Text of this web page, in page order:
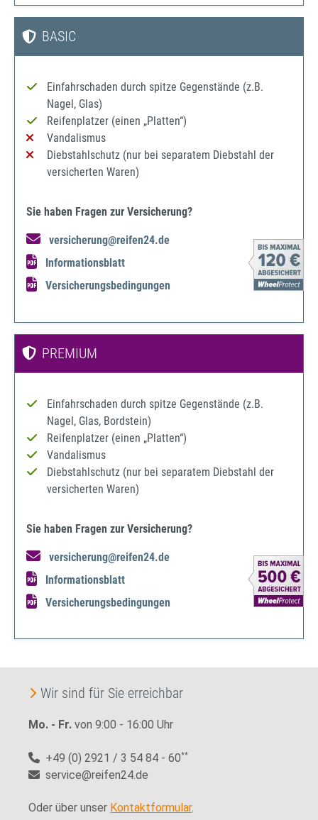
BASIC
Einfahrschaden durch spitze Gegenstände (z.B.
Nagel, Glas)
Reifenplatzer (einen „Platten“)
Vandalismus
Diebstahlschutz (nur bei separatem Diebstahl der
versicherten Waren)
Sie haben Fragen zur Versicherung?
versicherung@reifen24.de
Informationsblatt
Versicherungsbedingungen
PREMIUM
Einfahrschaden durch spitze Gegenstände (z.B.
Nagel, Glas, Bordstein)
Reifenplatzer (einen „Platten“)
Vandalismus
Diebstahlschutz (nur bei separatem Diebstahl der
versicherten Waren)
Sie haben Fragen zur Versicherung?
versicherung@reifen24.de
Informationsblatt
Versicherungsbedingungen
Wir sind für Sie erreichbar
Mo. - Fr. von 9:00 - 16:00 Uhr
+49 (0) 2921 / 3 54 84 - 60**
service@reifen24.de
Oder über unser Kontaktformular.